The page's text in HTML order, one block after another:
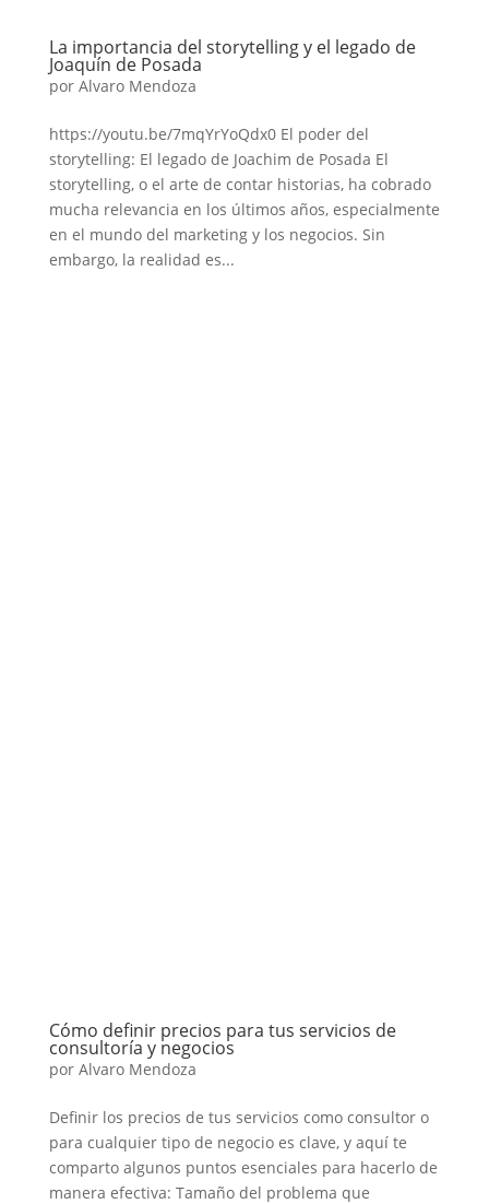
La importancia del storytelling y el legado de
Joaquín de Posada
por Alvaro Mendoza
https://youtu.be/7mqYrYoQdx0 El poder del
storytelling: El legado de Joachim de Posada El
storytelling, o el arte de contar historias, ha cobrado
mucha relevancia en los últimos años, especialmente
en el mundo del marketing y los negocios. Sin
embargo, la realidad es...
Cómo definir precios para tus servicios de
consultoría y negocios
por Alvaro Mendoza
Definir los precios de tus servicios como consultor o
para cualquier tipo de negocio es clave, y aquí te
comparto algunos puntos esenciales para hacerlo de
manera efectiva: Tamaño del problema que